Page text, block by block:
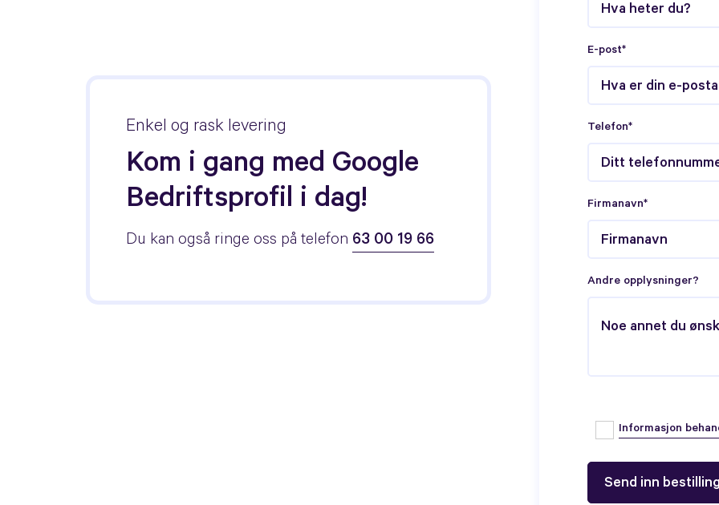
Enkel og rask levering
Kom i gang med Google
Bedriftsprofil i dag!
Du kan også ringe oss på telefon 63 00 19 66
E-post*
Telefon*
Firmanavn*
Andre opplysninger?
Informasjon